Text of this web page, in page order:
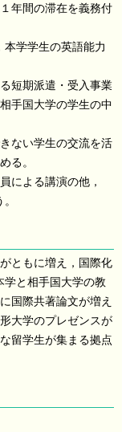
年間の滞在を義務付
学学生の英語能力
短期派遣・受入事業
手国大学の学生の中
ない学生の交流を活
る。
による講演の他，
ともに増え，国際化
学と相手国大学の教
国際共著論文が増え
大学のプレゼンスが
留学生が集まる拠点